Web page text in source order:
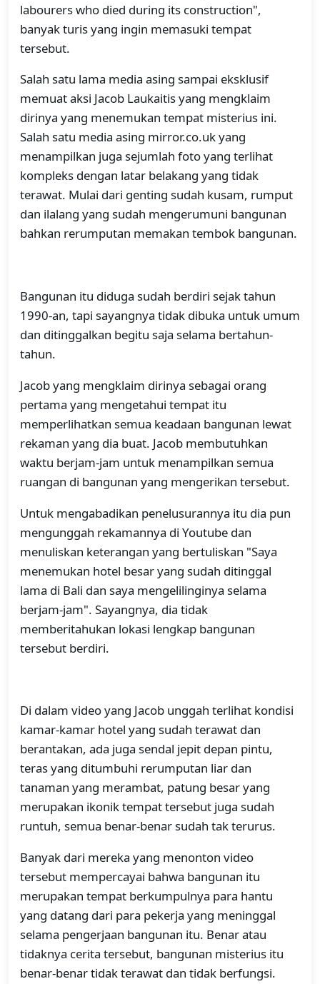
labourers who died during its construction",
banyak turis yang ingin memasuki tempat
tersebut.
Salah satu lama media asing sampai eksklusif
memuat aksi Jacob Laukaitis yang mengklaim
dirinya yang menemukan tempat misterius ini.
Salah satu media asing mirror.co.uk yang
menampilkan juga sejumlah foto yang terlihat
kompleks dengan latar belakang yang tidak
terawat. Mulai dari genting sudah kusam, rumput
dan ilalang yang sudah mengerumuni bangunan
bahkan rerumputan memakan tembok bangunan.
Bangunan itu diduga sudah berdiri sejak tahun
1990-an, tapi sayangnya tidak dibuka untuk umum
dan ditinggalkan begitu saja selama bertahun-
tahun.
Jacob yang mengklaim dirinya sebagai orang
pertama yang mengetahui tempat itu
memperlihatkan semua keadaan bangunan lewat
rekaman yang dia buat. Jacob membutuhkan
waktu berjam-jam untuk menampilkan semua
ruangan di bangunan yang mengerikan tersebut.
Untuk mengabadikan penelusurannya itu dia pun
mengunggah rekamannya di Youtube dan
menuliskan keterangan yang bertuliskan "Saya
menemukan hotel besar yang sudah ditinggal
lama di Bali dan saya mengelilinginya selama
berjam-jam". Sayangnya, dia tidak
memberitahukan lokasi lengkap bangunan
tersebut berdiri.
Di dalam video yang Jacob unggah terlihat kondisi
kamar-kamar hotel yang sudah terawat dan
berantakan, ada juga sendal jepit depan pintu,
teras yang ditumbuhi rerumputan liar dan
tanaman yang merambat, patung besar yang
merupakan ikonik tempat tersebut juga sudah
runtuh, semua benar-benar sudah tak terurus.
Banyak dari mereka yang menonton video
tersebut mempercayai bahwa bangunan itu
merupakan tempat berkumpulnya para hantu
yang datang dari para pekerja yang meninggal
selama pengerjaan bangunan itu. Benar atau
tidaknya cerita tersebut, bangunan misterius itu
benar-benar tidak terawat dan tidak berfungsi.